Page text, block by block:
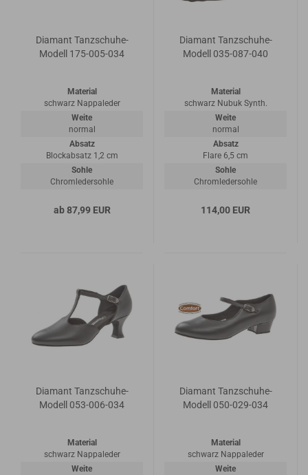
Diamant Tanzschuhe-
Modell 175-005-034
Material
schwarz Nappaleder
Weite
normal
Absatz
Blockabsatz 1,2 cm
Sohle
Chromledersohle
ab 87,99 EUR
Diamant Tanzschuhe-
Modell 035-087-040
Material
schwarz Nubuk Synth.
Weite
normal
Absatz
Flare 6,5 cm
Sohle
Chromledersohle
114,00 EUR
Diamant Tanzschuhe-
Modell 053-006-034
Material
schwarz Nappaleder
Weite
Diamant Tanzschuhe-
Modell 050-029-034
Material
schwarz Nappaleder
Weite